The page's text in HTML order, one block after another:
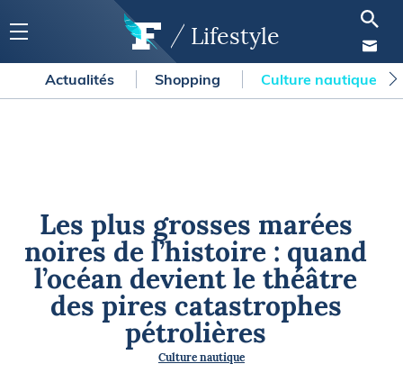
Lifestyle
Actualités Shopping Culture nautique
Les plus grosses marées
noires de l’histoire : quand
l’océan devient le théâtre
des pires catastrophes
pétrolières
Culture nautique